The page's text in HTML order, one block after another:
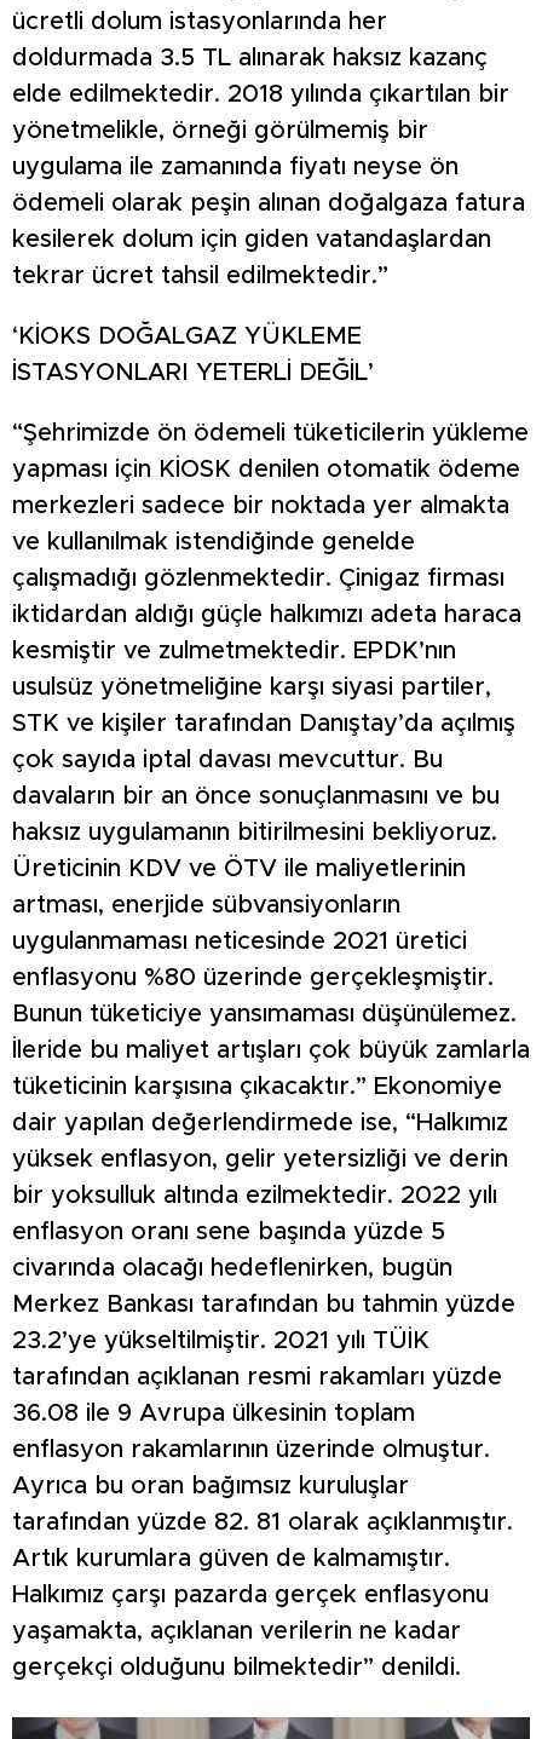
ücretli dolum istasyonlarında her
doldurmada 3.5 TL alınarak haksız kazanç
elde edilmektedir. 2018 yılında çıkartılan bir
yönetmelikle, örneği görülmemiş bir
uygulama ile zamanında fiyatı neyse ön
ödemeli olarak peşin alınan doğalgaza fatura
kesilerek dolum için giden vatandaşlardan
tekrar ücret tahsil edilmektedir.”
‘KİOKS DOĞALGAZ YÜKLEME
İSTASYONLARI YETERLİ DEĞİL’
“Şehrimizde ön ödemeli tüketicilerin yükleme
yapması için KİOSK denilen otomatik ödeme
merkezleri sadece bir noktada yer almakta
ve kullanılmak istendiğinde genelde
çalışmadığı gözlenmektedir. Çinigaz firması
iktidardan aldığı güçle halkımızı adeta haraca
kesmiştir ve zulmetmektedir. EPDK’nın
usulsüz yönetmeliğine karşı siyasi partiler,
STK ve kişiler tarafından Danıştay’da açılmış
çok sayıda iptal davası mevcuttur. Bu
davaların bir an önce sonuçlanmasını ve bu
haksız uygulamanın bitirilmesini bekliyoruz.
Üreticinin KDV ve ÖTV ile maliyetlerinin
artması, enerjide sübvansiyonların
uygulanmaması neticesinde 2021 üretici
enflasyonu %80 üzerinde gerçekleşmiştir.
Bunun tüketiciye yansımaması düşünülemez.
İleride bu maliyet artışları çok büyük zamlarla
tüketicinin karşısına çıkacaktır.” Ekonomiye
dair yapılan değerlendirmede ise, “Halkımız
yüksek enflasyon, gelir yetersizliği ve derin
bir yoksulluk altında ezilmektedir. 2022 yılı
enflasyon oranı sene başında yüzde 5
civarında olacağı hedeflenirken, bugün
Merkez Bankası tarafından bu tahmin yüzde
23.2’ye yükseltilmiştir. 2021 yılı TÜİK
tarafından açıklanan resmi rakamları yüzde
36.08 ile 9 Avrupa ülkesinin toplam
enflasyon rakamlarının üzerinde olmuştur.
Ayrıca bu oran bağımsız kuruluşlar
tarafından yüzde 82. 81 olarak açıklanmıştır.
Artık kurumlara güven de kalmamıştır.
Halkımız çarşı pazarda gerçek enflasyonu
yaşamakta, açıklanan verilerin ne kadar
gerçekçi olduğunu bilmektedir” denildi.